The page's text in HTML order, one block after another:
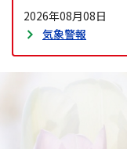
2026年08月08日
気象警報